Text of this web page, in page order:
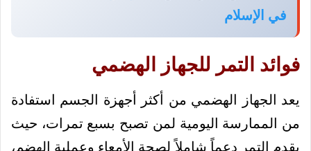
في الإسلام
فوائد التمر للجهاز الهضمي
يعد الجهاز الهضمي من أكثر أجهزة الجسم استفادة
من الممارسة اليومية لمن تصبح بسبع تمرات، حيث
يقدم التمر دعماً شاملاً لصحة الأمعاء وعملية الهضم،